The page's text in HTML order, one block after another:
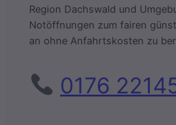
Region Dachswald und
Notöffnungen zum fairen
an ohne Anfahrtskosten zu
0176